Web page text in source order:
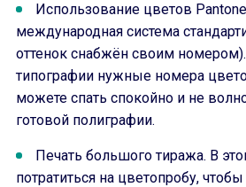
Использование цветов
международная система
оттенок снабжён своим
типографии нужные номера
можете спать спокойно и не
готовой полиграфии.
Печать большого тиража. В
потратиться на цветопробу,